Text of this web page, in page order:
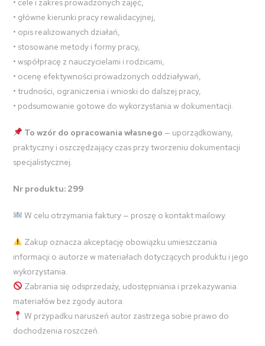
• cele i zakres prowadzonych zajęć,
• główne kierunki pracy rewalidacyjnej,
• opis realizowanych działań,
• stosowane metody i formy pracy,
• współpracę z nauczycielami i rodzicami,
• ocenę efektywności prowadzonych oddziaływań,
• trudności, ograniczenia i wnioski do dalszej pracy,
• podsumowanie gotowe do wykorzystania w dokumentacji.
To wzór do opracowania własnego — uporządkowany,
praktyczny i oszczędzający czas przy tworzeniu dokumentacji
specjalistycznej.
Nr produktu: 299
W celu otrzymania faktury — proszę o kontakt mailowy.
Zakup oznacza akceptację obowiązku umieszczania
informacji o autorze w materiałach dotyczących produktu i jego
wykorzystania.
Zabrania się odsprzedaży, udostępniania i przekazywania
materiałów bez zgody autora.
W przypadku naruszeń autor zastrzega sobie prawo do
dochodzenia roszczeń.